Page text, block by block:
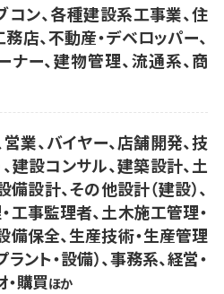
コン、各種建設系工事業、住
店、不動産・デベロッパー、
ナー、建物管理、流通系、商
業、バイヤー、店舗開発、技
建設コンサル、建築設計、土
設計、その他設計（建設）、
工事監理者、土木施工管理・
備保全、生産技術・生産管理
ラント・設備）、事務系、経営・
購買ほか